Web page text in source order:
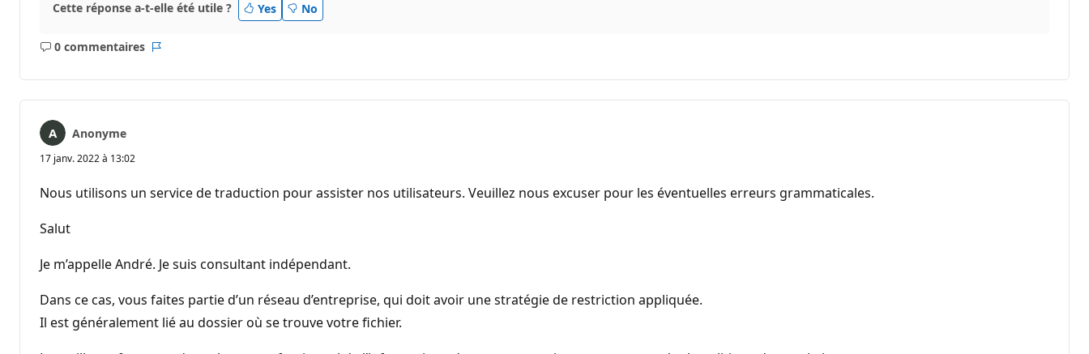
Cette réponse a-t-elle été utile ? Yes No
0 commentaires
Aucun
Anonyme
17 janv. 2022 à 13:02
Nous utilisons un service de traduction pour assister nos utilisateurs. Veuillez nous excuser pour les éventuelles erreurs grammaticales.
Salut
Je m’appelle André. Je suis consultant indépendant.
Dans ce cas, vous faites partie d’un réseau d’entreprise, qui doit avoir une stratégie de restriction appliquée.
Il est généralement lié au dossier où se trouve votre fichier.